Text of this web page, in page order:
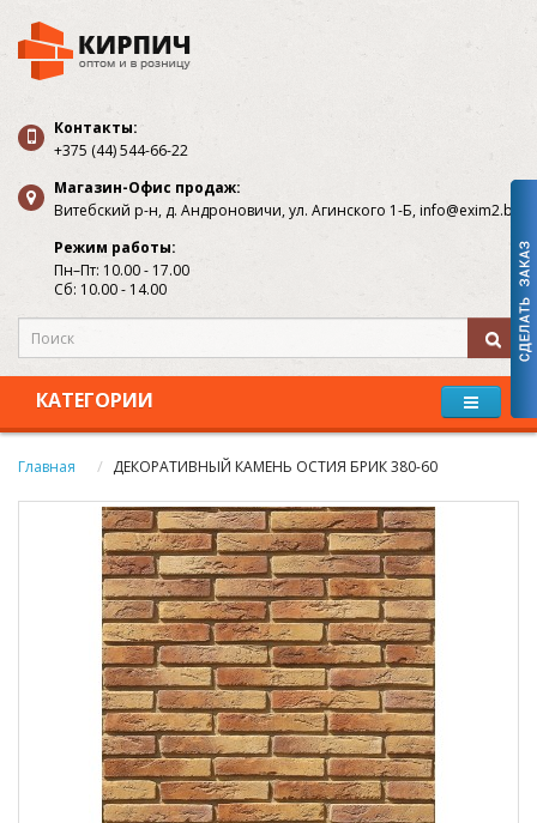
Контакты:
+375 (44) 544-66-22
Магазин-Офис продаж:
Витебский р-н, д. Андроновичи, ул. Агинского 1-Б, info@exim2.by
Режим работы:
Пн–Пт: 10.00 - 17.00
Сб: 10.00 - 14.00
КАТЕГОРИИ
Главная ДЕКОРАТИВНЫЙ КАМЕНЬ ОСТИЯ БРИК 380-60